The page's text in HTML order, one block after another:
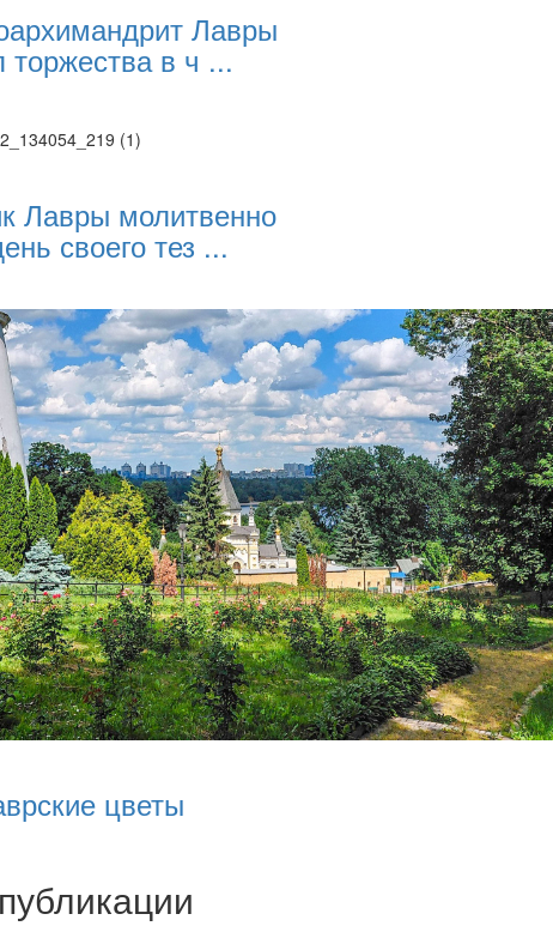
трансляции
трансляции
трансляции
трансляции
Лавры
торжества в ч ...
Лавры молитвенно
своего тез ...
цветы